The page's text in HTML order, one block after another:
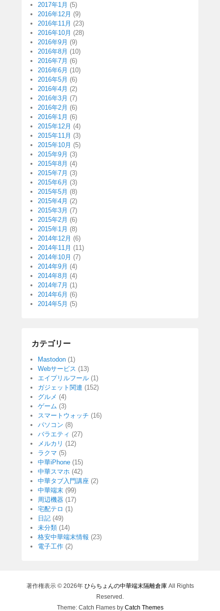
2017年1月 (5)
2016年12月 (9)
2016年11月 (23)
2016年10月 (28)
2016年9月 (9)
2016年8月 (10)
2016年7月 (6)
2016年6月 (10)
2016年5月 (6)
2016年4月 (2)
2016年3月 (7)
2016年2月 (6)
2016年1月 (6)
2015年12月 (4)
2015年11月 (3)
2015年10月 (5)
2015年9月 (3)
2015年8月 (4)
2015年7月 (3)
2015年6月 (3)
2015年5月 (8)
2015年4月 (2)
2015年3月 (7)
2015年2月 (6)
2015年1月 (8)
2014年12月 (6)
2014年11月 (11)
2014年10月 (7)
2014年9月 (4)
2014年8月 (4)
2014年7月 (1)
2014年6月 (6)
2014年5月 (5)
カテゴリー
Mastodon (1)
Webサービス (13)
エイプリルフール (1)
ガジェット関連 (152)
グルメ (4)
ゲーム (3)
スマートウォッチ (16)
パソコン (8)
バラエティ (27)
メルカリ (12)
ラクマ (5)
中華iPhone (15)
中華スマホ (42)
中華タブ入門講座 (2)
中華端末 (99)
周辺機器 (17)
宅配テロ (1)
日記 (49)
未分類 (14)
格安中華端末情報 (23)
電子工作 (2)
著作権表示 © 2026年 ひらちょんの中華端末隔離倉庫All Rights
Reserved.
Theme: Catch Flames by Catch Themes